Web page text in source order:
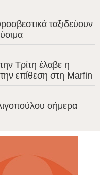
ταξιδεύουν
Τρίτη έλαβε η
επίθεση στη Marfin
σήμερα